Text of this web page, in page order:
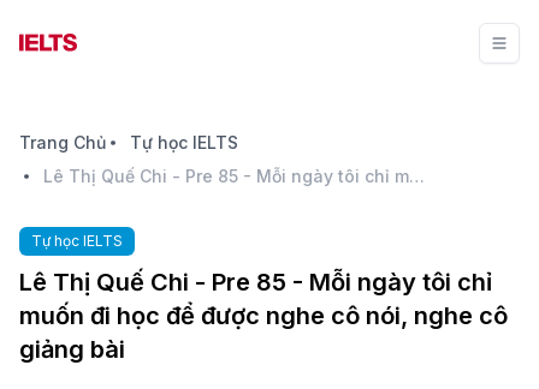
Trang Chủ
Tự học IELTS
Lê Thị Quế Chi - Pre 85 - Mỗi ngày tôi chỉ muốn đi học để được nghe cô nói, nghe cô giảng bài
Tự học IELTS
Lê Thị Quế Chi - Pre 85 - Mỗi ngày tôi chỉ
muốn đi học để được nghe cô nói, nghe cô
giảng bài